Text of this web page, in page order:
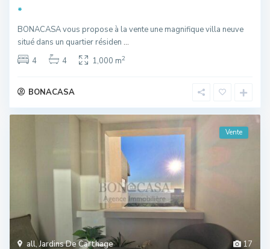
*
BONACASA vous propose à la vente une magnifique villa neuve
situé dans un quartier résiden ...
4
4 1,000 m2
BONACASA
17
all,Jardins De Carthage
Vente